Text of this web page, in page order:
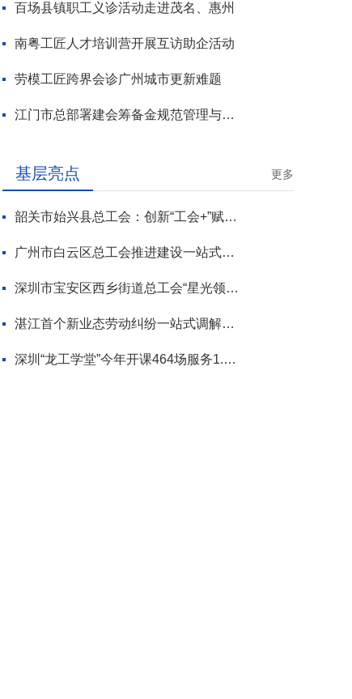
百场县镇职工义诊活动走进茂名、惠州
南粤工匠人才培训营开展互访助企活动
劳模工匠跨界会诊广州城市更新难题
江门市总部署建会筹备金规范管理与基层工会组建攻坚行动
基层亮点 更多
韶关市始兴县总工会：创新“工会+”赋能模式 为“百千万工程”蓄势添力
广州市白云区总工会推进建设一站式调解平台
深圳市宝安区西乡街道总工会“星光领航”品牌首场活动走进企业
湛江首个新业态劳动纠纷一站式调解平台揭牌
深圳“龙工学堂”今年开课464场服务1.2万职工